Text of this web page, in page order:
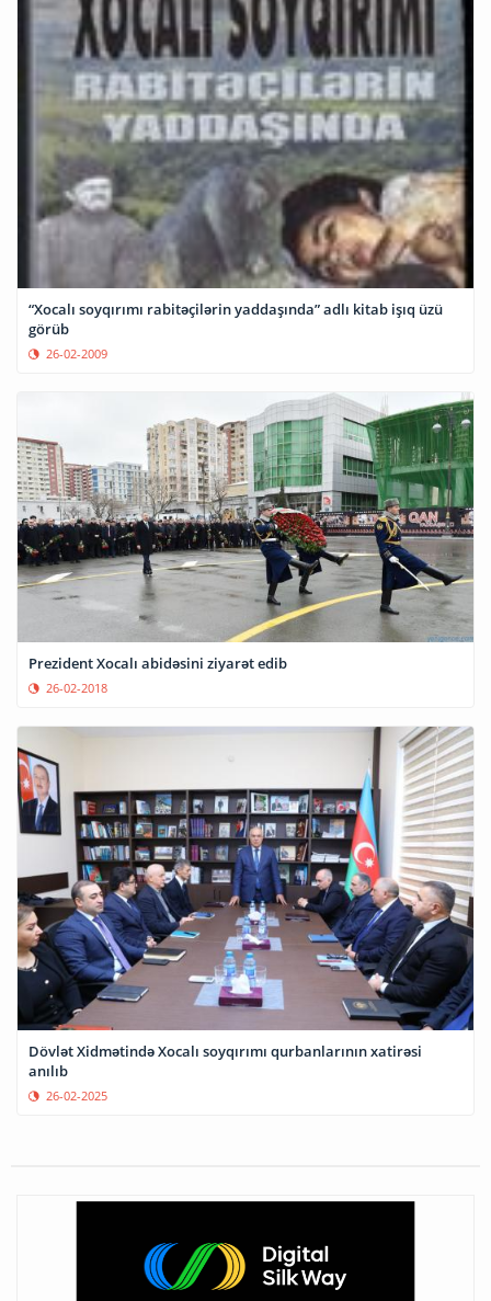
“Xocalı soyqırımı rabitəçilərin yaddaşında” adlı kitab işıq üzü
görüb
26-02-2009
Prezident Xocalı abidəsini ziyarət edib
26-02-2018
Dövlət Xidmətində Xocalı soyqırımı qurbanlarının xatirəsi
anılıb
26-02-2025